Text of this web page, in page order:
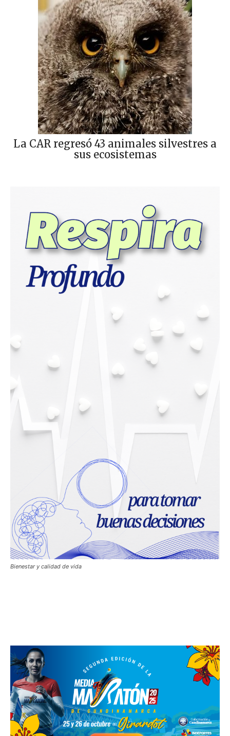
La CAR regresó 43 animales silvestres a
sus ecosistemas
Bienestar y calidad de vida